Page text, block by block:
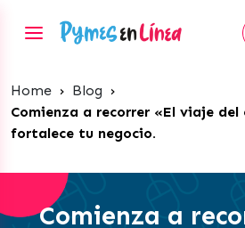
Home › Blog ›
Comienza a recorrer «El viaje del
fortalece tu negocio.
Comienza a